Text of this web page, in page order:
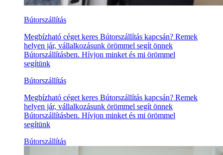
Bútorszállítás
Megbízható céget keres Bútorszállítás kapcsán? Remek
helyen jár, vállalkozásunk örömmel segít önnek
Bútorszállításben. Hívjon minket és mi örömmel
segítünk
Bútorszállítás
Megbízható céget keres Bútorszállítás kapcsán? Remek
helyen jár, vállalkozásunk örömmel segít önnek
Bútorszállításben. Hívjon minket és mi örömmel
segítünk
Bútorszállítás